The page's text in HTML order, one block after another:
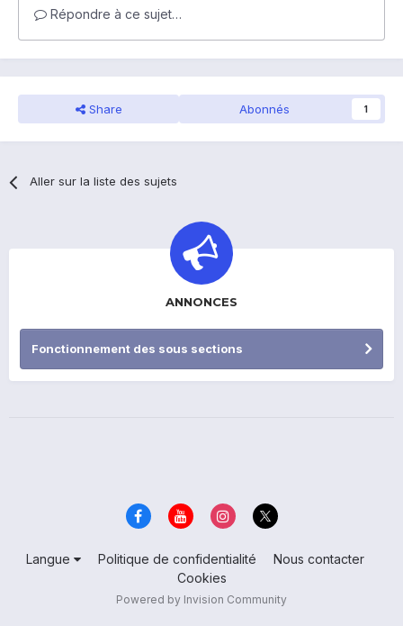
Répondre à ce sujet…
Share Abonnés 1
Aller sur la liste des sujets
ANNONCES
Fonctionnement des sous sections
Langue Politique de confidentialité
Nous contacter
Cookies
Powered by Invision Community